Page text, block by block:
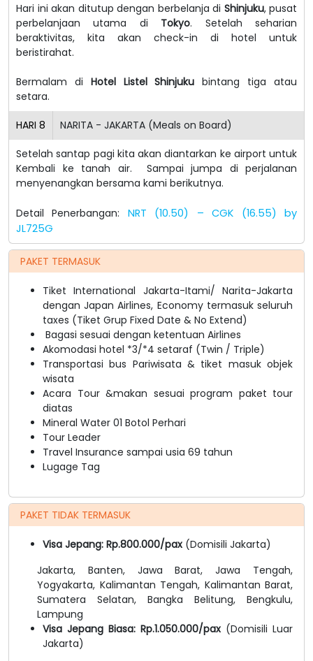
Hari ini akan ditutup dengan berbelanja di Shinjuku, pusat
perbelanjaan utama di Tokyo. Setelah seharian
beraktivitas, kita akan check-in di hotel untuk
beristirahat.
Bermalam di Hotel Listel Shinjuku bintang tiga atau
setara.
HARI 8 NARITA - JAKARTA (Meals on Board)
Setelah santap pagi kita akan diantarkan ke airport untuk
Kembali ke tanah air. Sampai jumpa di perjalanan
menyenangkan bersama kami berikutnya.
Detail Penerbangan: NRT (10.50) – CGK (16.55) by
JL725G
PAKET TERMASUK
Tiket International Jakarta-Itami/ Narita-Jakarta
dengan Japan Airlines, Economy termasuk seluruh
taxes (Tiket Grup Fixed Date & No Extend)
Bagasi sesuai dengan ketentuan Airlines
Akomodasi hotel *3/*4 setaraf (Twin / Triple)
Transportasi bus Pariwisata & tiket masuk objek
wisata
Acara Tour &makan sesuai program paket tour
diatas
Mineral Water 01 Botol Perhari
Tour Leader
Travel Insurance sampai usia 69 tahun
Lugage Tag
PAKET TIDAK TERMASUK
Visa Jepang: Rp.800.000/pax (Domisili Jakarta)
Jakarta, Banten, Jawa Barat, Jawa Tengah,
Yogyakarta, Kalimantan Tengah, Kalimantan Barat,
Sumatera Selatan, Bangka Belitung, Bengkulu,
Lampung
Visa Jepang Biasa: Rp.1.050.000/pax (Domisili Luar
Jakarta)